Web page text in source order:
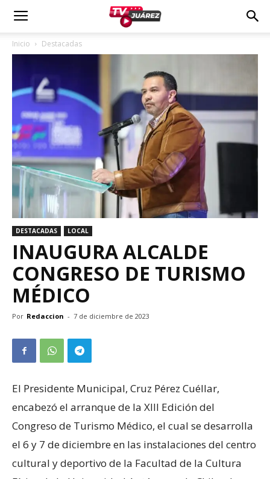
Inicio Destacadas
DESTACADAS LOCAL
INAUGURA ALCALDE
CONGRESO DE TURISMO
MÉDICO
Por Redaccion - 7 de diciembre de 2023
El Presidente Municipal, Cruz Pérez Cuéllar,
encabezó el arranque de la XIII Edición del
Congreso de Turismo Médico, el cual se desarrolla
el 6 y 7 de diciembre en las instalaciones del centro
cultural y deportivo de la Facultad de la Cultura